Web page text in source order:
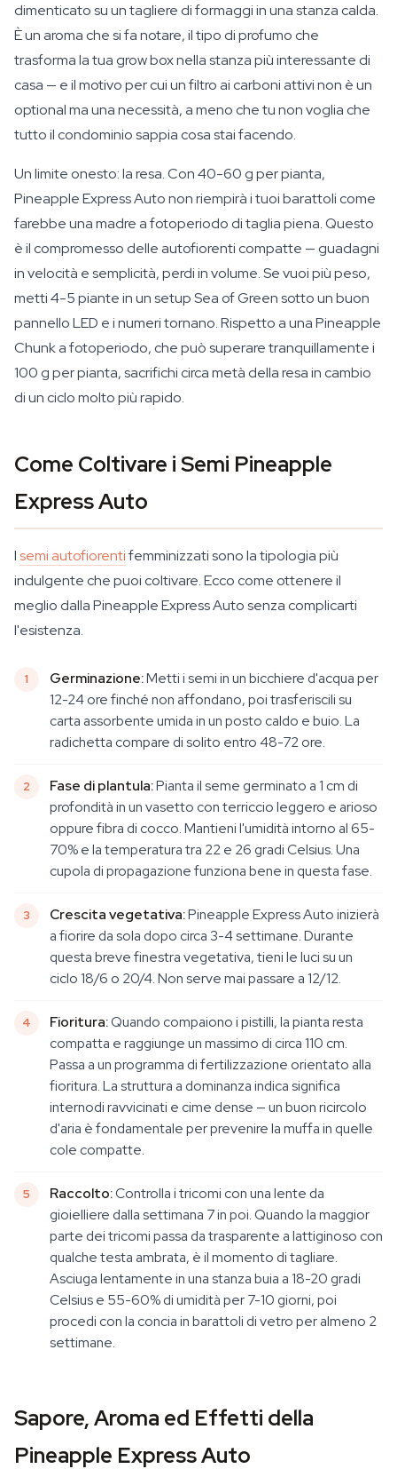
dimenticato su un tagliere di formaggi in una stanza calda.
È un aroma che si fa notare, il tipo di profumo che
trasforma la tua grow box nella stanza più interessante di
casa — e il motivo per cui un filtro ai carboni attivi non è un
optional ma una necessità, a meno che tu non voglia che
tutto il condominio sappia cosa stai facendo.
Un limite onesto: la resa. Con 40-60 g per pianta,
Pineapple Express Auto non riempirà i tuoi barattoli come
farebbe una madre a fotoperiodo di taglia piena. Questo
è il compromesso delle autofiorenti compatte — guadagni
in velocità e semplicità, perdi in volume. Se vuoi più peso,
metti 4-5 piante in un setup Sea of Green sotto un buon
pannello LED e i numeri tornano. Rispetto a una Pineapple
Chunk a fotoperiodo, che può superare tranquillamente i
100 g per pianta, sacrifichi circa metà della resa in cambio
di un ciclo molto più rapido.
Come Coltivare i Semi Pineapple
Express Auto
Isemi autofiorentifemminizzati sono la tipologia più
indulgente che puoi coltivare. Ecco come ottenere il
meglio dalla Pineapple Express Auto senza complicarti
l'esistenza.
Germinazione:Metti i semi in un bicchiere d'acqua per
12-24 ore finché non affondano, poi trasferiscili su
carta assorbente umida in un posto caldo e buio. La
radichetta compare di solito entro 48-72 ore.
Fase di plantula:Pianta il seme germinato a 1 cm di
profondità in un vasetto con terriccio leggero e arioso
oppure fibra di cocco. Mantieni l'umidità intorno al 65-
70% e la temperatura tra 22 e 26 gradi Celsius. Una
cupola di propagazione funziona bene in questa fase.
Crescita vegetativa:Pineapple Express Auto inizierà
a fiorire da sola dopo circa 3-4 settimane. Durante
questa breve finestra vegetativa, tieni le luci su un
ciclo 18/6 o 20/4. Non serve mai passare a 12/12.
Fioritura:Quando compaiono i pistilli, la pianta resta
compatta e raggiunge un massimo di circa 110 cm.
Passa a un programma di fertilizzazione orientato alla
fioritura. La struttura a dominanza indica significa
internodi ravvicinati e cime dense — un buon ricircolo
d'aria è fondamentale per prevenire la muffa in quelle
cole compatte.
Raccolto:Controlla i tricomi con una lente da
gioielliere dalla settimana 7 in poi. Quando la maggior
parte dei tricomi passa da trasparente a lattiginoso con
qualche testa ambrata, è il momento di tagliare.
Asciuga lentamente in una stanza buia a 18-20 gradi
Celsius e 55-60% di umidità per 7-10 giorni, poi
procedi con la concia in barattoli di vetro per almeno 2
settimane.
Sapore, Aroma ed Effetti della
Pineapple Express Auto